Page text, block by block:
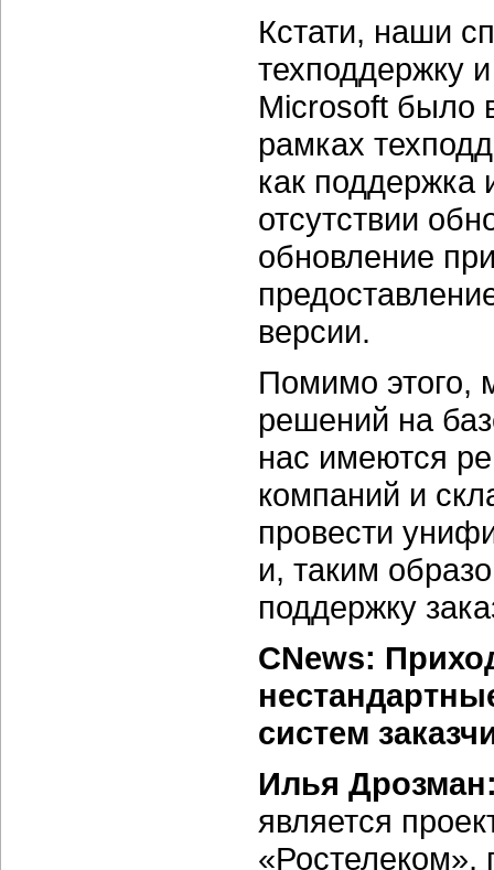
Кстати, наши
техподдержку
Microsoft было
рамках
как поддержка
отсутствии
обновление
версии.
Помимо этого,
решений на
нас имеются
компаний и
провести
и, таким
поддержку
CNews:
систем
Илья
является
«Ростелеком»,